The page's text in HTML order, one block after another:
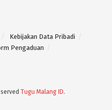
Kebijakan Data Pribadi
Pengaduan
Tugu Malang ID.